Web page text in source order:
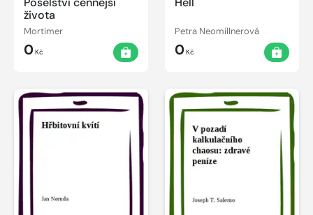
života
Mortimer
0Kč
Petra Neomillnerová
0Kč